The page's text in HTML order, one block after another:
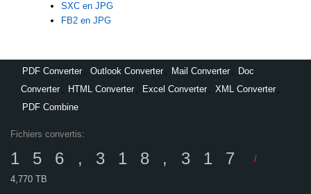
SXC en JPG
FB2 en JPG
PDF Converter , Outlook Converter , Mail Converter ,
Doc
Converter , HTML Converter , Excel Converter , XML Converter ,
PDF Combine
Fichiers convertis:
156,318,317
/
4,770 TB